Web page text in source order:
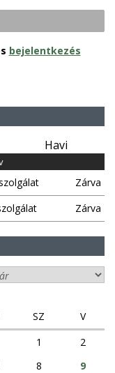
bejelentkezés
Havi
Zárva
Zárva
SZ
V
1
2
8
9